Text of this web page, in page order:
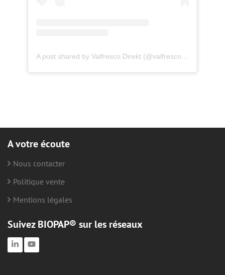
A votre écoute
Nous contacter
Politique vente
Mentions légales
Suivez BIOPAP® sur les réseaux